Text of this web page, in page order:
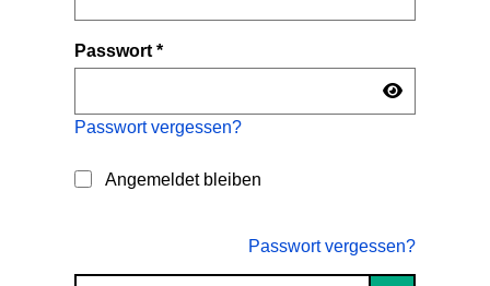
Passwort*
Passwort vergessen?
Angemeldet bleiben
Passwort vergessen?